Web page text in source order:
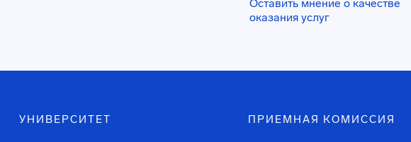
Оставить мнение о качестве
оказания услуг
УНИВЕРСИТЕТ ПРИЕМНАЯ КОМИССИЯ